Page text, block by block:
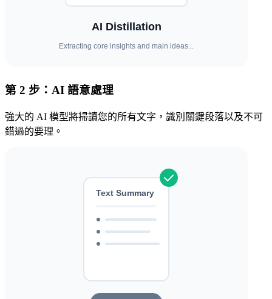
第 2 步：AI 語意處理
強大的 AI 模型將掃讀您的所有文字，識別關鍵段落以及不可
錯過的要理。